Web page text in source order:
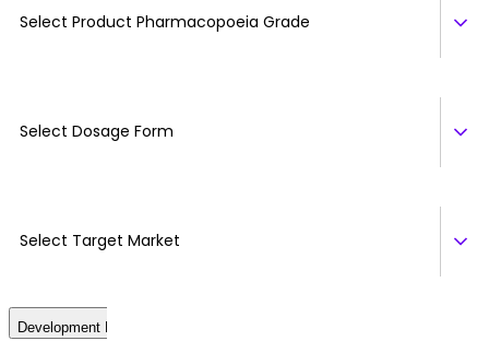
Select Product Pharmacopoeia Grade
Select Dosage Form
Select Target Market
Development Details